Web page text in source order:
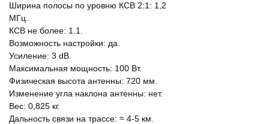
Ширина полосы по уровню КСВ 2:1: 1,2
МГц.
КСВ не более: 1.1.
Возможность настройки: да.
Усиление: 3 dB.
Максимальная мощность: 100 Вт.
Физическая высота антенны: 720 мм.
Изменение угла наклона антенны: нет.
Вес: 0,825 кг.
Дальность связи на трассе: ≈ 4-5 км.